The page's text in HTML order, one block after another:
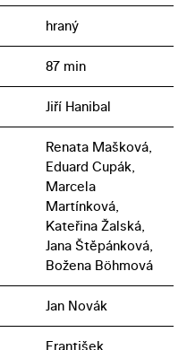
hraný
87 min
Jiří Hanibal
Renata Mašková,
Eduard Cupák,
Marcela
Martínková,
Kateřina Žalská,
Jana Štěpánková,
Božena Böhmová
Jan Novák